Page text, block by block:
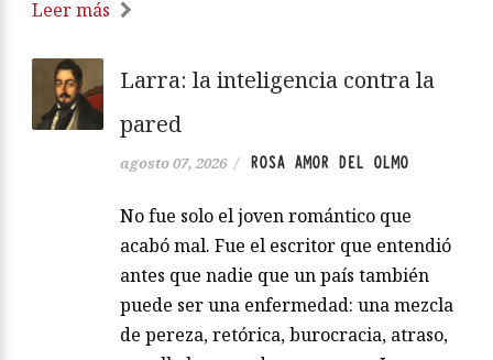
Leer más
Larra: la inteligencia contra la
pared
agosto 07, 2026 / ROSA AMOR DEL OLMO
No fue solo el joven romántico que
acabó mal. Fue el escritor que entendió
antes que nadie que un país también
puede ser una enfermedad: una mezcla
de pereza, retórica, burocracia, atraso,